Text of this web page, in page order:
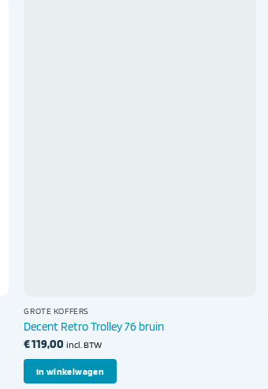
GROTE KOFFERS
Decent Retro Trolley 76 bruin
€119,00 incl. BTW
In winkelwagen